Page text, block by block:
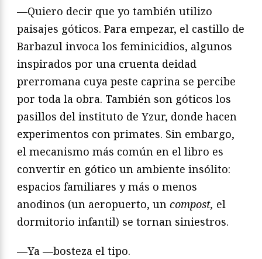
—Quiero decir que yo también utilizo
paisajes góticos. Para empezar, el castillo de
Barbazul invoca los feminicidios, algunos
inspirados por una cruenta deidad
prerromana cuya peste caprina se percibe
por toda la obra. También son góticos los
pasillos del instituto de Yzur, donde hacen
experimentos con primates. Sin embargo,
el mecanismo más común en el libro es
convertir en gótico un ambiente insólito:
espacios familiares y más o menos
anodinos (un aeropuerto, un compost, el
dormitorio infantil) se tornan siniestros.
—Ya —bosteza el tipo.